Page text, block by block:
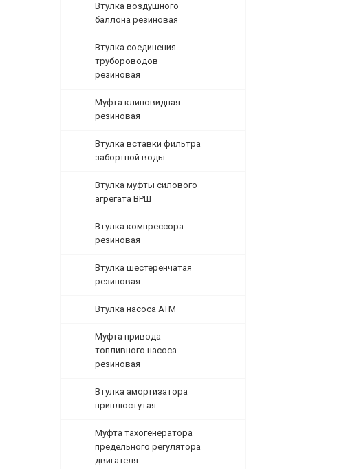
Втулка воздушного
баллона резиновая
Втулка соединения
трубороводов
резиновая
Муфта клиновидная
резиновая
Втулка вставки фильтра
забортной воды
Втулка муфты силового
агрегата ВРШ
Втулка компрессора
резиновая
Втулка шестеренчатая
резиновая
Втулка насоса АТМ
Муфта привода
топливного насоса
резиновая
Втулка амортизатора
приплюстутая
Муфта тахогенератора
предельного регулятора
двигателя